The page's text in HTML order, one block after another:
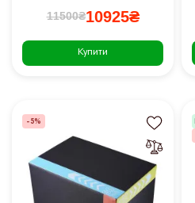
11500₴10925₴
Купити
-5%